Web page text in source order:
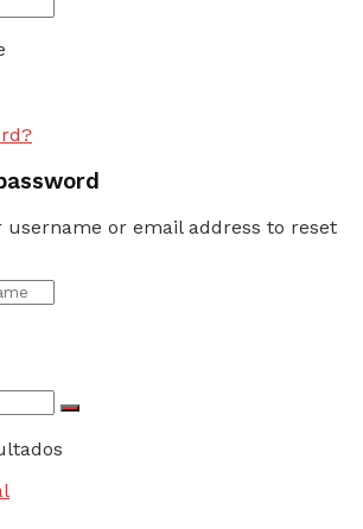
username or email address to reset